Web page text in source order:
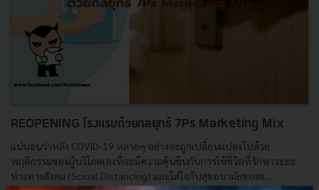
REOPENING โรงแรมด้วยกลยุทธ์ 7Ps Marketing Mix
แน่นอนว่าหลัง COVID-19 หลายๆ อย่างจะถูกเปลี่ยนแปลงไปด้วย
พฤติกรรมของผู้บริโภคเองที่จะมีความคุ้นชินกับการใช้ชีวิตที่รักษาระยะ
ห่างทางสังคม (Social Distancing) และใส่ใจกับสุขอนามัยของต...